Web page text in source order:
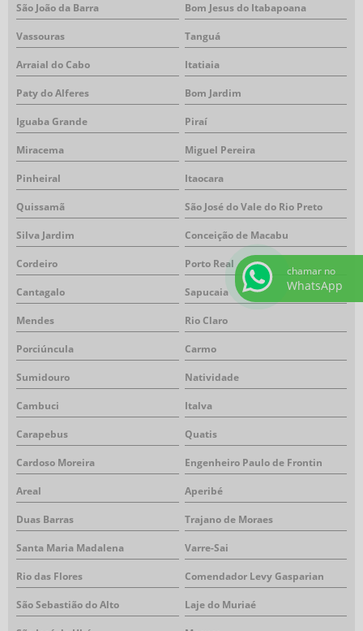
São João da Barra Bom Jesus do Itabapoana
Vassouras Tanguá
Arraial do Cabo Itatiaia
Paty do Alferes Bom Jardim
Iguaba Grande Piraí
Miracema Miguel Pereira
Pinheiral Itaocara
Quissamã São José do Vale do Rio Preto
Silva Jardim Conceição de Macabu
Cordeiro Porto Real
Cantagalo Sapucaia
Mendes Rio Claro
Porciúncula Carmo
Sumidouro Natividade
Cambuci Italva
Carapebus Quatis
Cardoso Moreira Engenheiro Paulo de Frontin
Areal Aperibé
Duas Barras Trajano de Moraes
Santa Maria Madalena Varre-Sai
Rio das Flores Comendador Levy Gasparian
São Sebastião do Alto Laje do Muriaé
chamar no
WhatsApp